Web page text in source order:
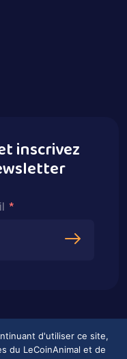
inscrivez
d'utiliser ce site,
du LeCoinAnimal et de